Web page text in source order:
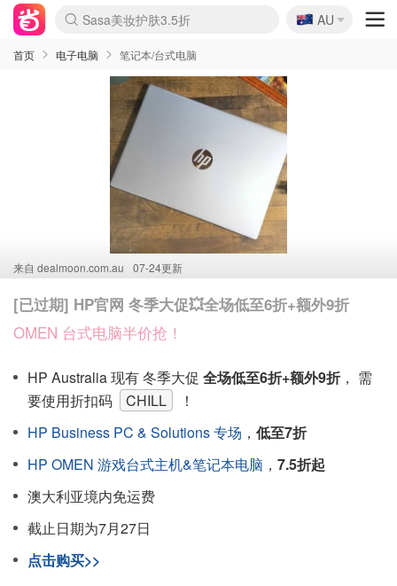
lululemon折扣上新
Sasa美妆护肤3.5折
SSENSE年中3折
FreshBeauty好价汇总
Cettire降价+叠9折
Farfetch折上8折
WWS Coles超市实拍
viagogo二手票捡漏
Myer清仓1折起
The Outnet奢牌1折起
David Jones 3折起
Flannels大牌1折
Perfumes Club护肤1折
AMIRO返校季6.2折
Oweek抽奖送Airpods
Amazon折扣汇总
eToro入金$200送$50
Amazon数码好物
ICONIC本周7.5折
ThedoubleF高奢地板价
Moose Knuckles 6折
丝芙兰5折起
EUFY官网3.7折起
Selenichast首饰2折
Trip机票酒店促销
YSL送5件彩妆礼
Amazon家居好物
BIGBANG巡演开票
David Jones时尚3折
Amazon美妆护肤
雅漾大喷$8
过敏原检测盒$33
伊索独家赠50ml沐浴露
科颜氏清仓3折
SEALIFE海洋馆门票6折
丝塔芙大白罐$16
订阅Newsletter送香薰
Cult Beauty 6.8折
Harrods圣诞日历2.3折
LN-CC奢牌私促3折
d'Alba空姐喷雾$16
EVE LOM套装逆天2折
Bernardelli独家4折
Adore Beauty 6折起
CT圣诞日历
Mytheresa奢品2.7折
Luxury Escapes 9折
Currentbody美容仪9折
MOON Garden Live
ALLSAINTS美衣3折
Roborock扫地机3.7折
Tingo Life水杯$24
Valentino官网5折
CR洗发护发6.3折
🇦🇺
AU
首页 电子电脑 笔记本/台式电脑
来自 dealmoon.com.au 07-24更新
[已过期] HP官网 冬季大促💥全场低至6折+额外9折
OMEN 台式电脑半价抢！
HP Australia 现有 冬季大促 全场低至6折+额外9折 ， 需
要使用折扣码
CHILL
！
HP Business PC & Solutions 专场 ， 低至7折
HP OMEN 游戏台式主机&笔记本电脑 ， 7.5折起
澳大利亚境内免运费
截止日期为7月27日
点击购买>>